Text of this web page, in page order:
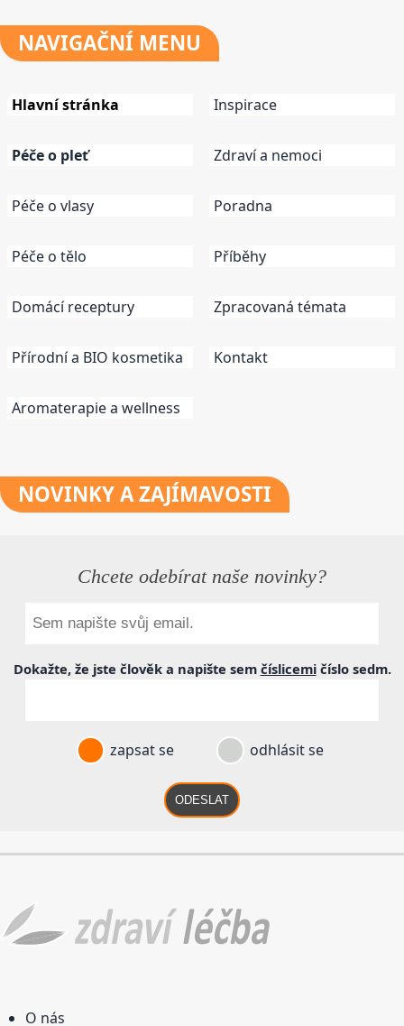
NAVIGAČNÍ MENU
Hlavní stránka
Péče o pleť
Péče o vlasy
Péče o tělo
Domácí receptury
Přírodní a BIO kosmetika
Aromaterapie a wellness
Inspirace
Zdraví a nemoci
Poradna
Příběhy
Zpracovaná témata
Kontakt
NOVINKYA ZAJÍMAVOSTI
Chcete odebírat naše novinky?
Dokažte, že jste člověk a napište sem číslicemičíslo sedm.
zapsat se odhlásit se
ODESLAT
O nás